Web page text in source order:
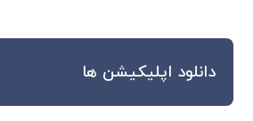
دانلود اپلیکیشن ها